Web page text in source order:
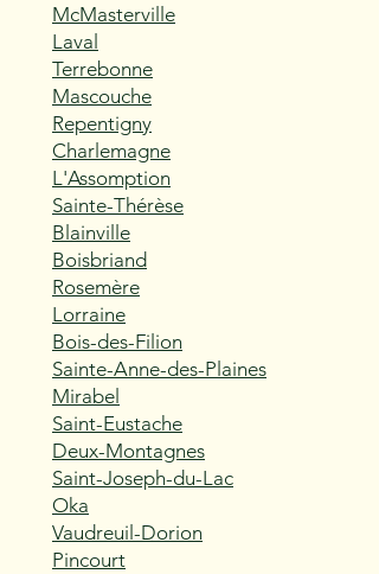
McMasterville
Laval
Terrebonne
Mascouche
Repentigny
Charlemagne
L'Assomption
Sainte-Thérèse
Blainville
Boisbriand
Rosemère
Lorraine
Bois-des-Filion
Sainte-Anne-des-Plaines
Mirabel
Saint-Eustache
Deux-Montagnes
Saint-Joseph-du-Lac
Oka
Vaudreuil-Dorion
Pincourt